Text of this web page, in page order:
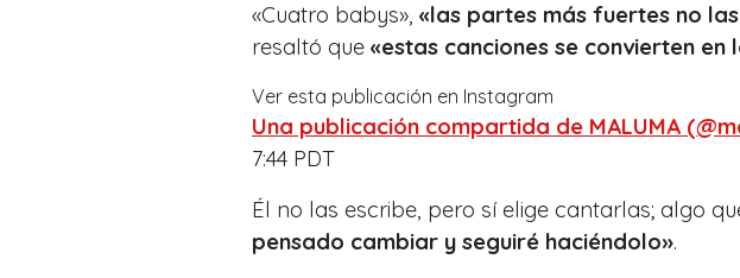
«Cuatro babys», «las partes más fuertes no
resaltó que «estas canciones se convierten en
Ver esta publicación en Instagram
Una publicación compartida de MALUMA
7:44 PDT
Él no las escribe, pero sí elige cantarlas; algo
pensado cambiar y seguiré haciéndolo».